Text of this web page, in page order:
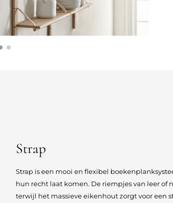
Strap
Strap is een mooi en flexibel
hun recht laat komen. De riempjes van leer of
terwijl het massieve eikenhout zorgt voor een